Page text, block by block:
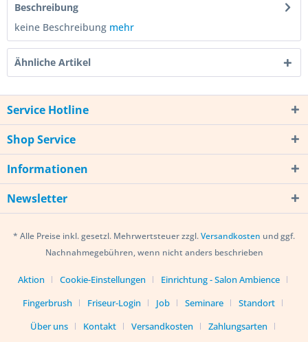
Beschreibung
keine Beschreibung mehr
Ähnliche Artikel
Service Hotline
Shop Service
Informationen
Newsletter
* Alle Preise inkl. gesetzl. Mehrwertsteuer zzgl.Versandkosten und ggf.
Nachnahmegebühren, wenn nicht anders beschrieben
Aktion Cookie-Einstellungen
Einrichtung - Salon Ambience
Fingerbrush
Friseur-Login Job Seminare
Standort
Über uns
Kontakt Versandkosten Zahlungsarten